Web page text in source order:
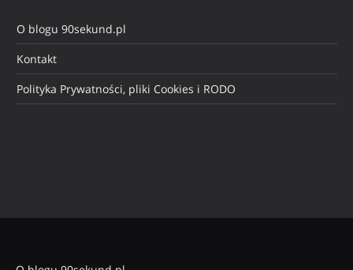
O blogu 90sekund.pl
Kontakt
Polityka Prywatności, pliki Cookies i RODO